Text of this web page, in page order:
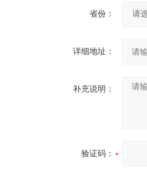
省份：
详细地址：
补充说明：
验证码：